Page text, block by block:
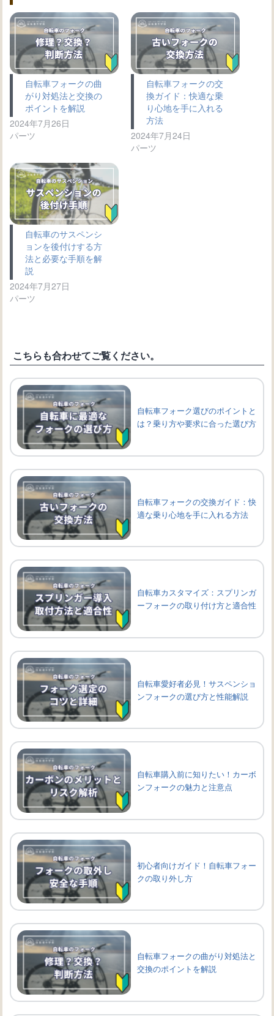
自転車フォークの曲
がり対処法と交換の
ポイントを解説
2024年7月26日
パーツ
自転車フォークの交
換ガイド：快適な乗
り心地を手に入れる
方法
2024年7月24日
パーツ
自転車のサスペンシ
ョンを後付けする方
法と必要な手順を解
説
2024年7月27日
パーツ
こちらも合わせてご覧ください。
自転車フォーク選びのポイントと
は？乗り方や要求に合った選び方
自転車フォークの交換ガイド：快
適な乗り心地を手に入れる方法
自転車カスタマイズ：スプリンガ
ーフォークの取り付け方と適合性
自転車愛好者必見！サスペンショ
ンフォークの選び方と性能解説
自転車購入前に知りたい！カーボ
ンフォークの魅力と注意点
初心者向けガイド！自転車フォー
クの取り外し方
自転車フォークの曲がり対処法と
交換のポイントを解説